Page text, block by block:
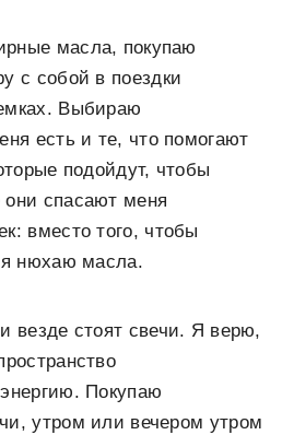
масла, покупаю
с собой в поездки
Выбираю
есть и те, что помогают
подойдут, чтобы
спасают меня
вместо того, чтобы
я нюхаю масла.
везде стоят свечи. Я верю,
Покупаю
утром или вечером утром